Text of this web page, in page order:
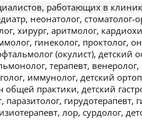
работающих в
неонатолог,
хирург, аритмолог,
гинеколог, проктолог,
(окулист), детский
терапевт,
иммунолог, детский
общей практики, детский
гирудотерапевт,
лор, сурдолог,